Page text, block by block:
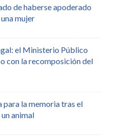
de haberse apoderado
mujer
el Ministerio Público
con la recomposición del
para la memoria tras el
animal